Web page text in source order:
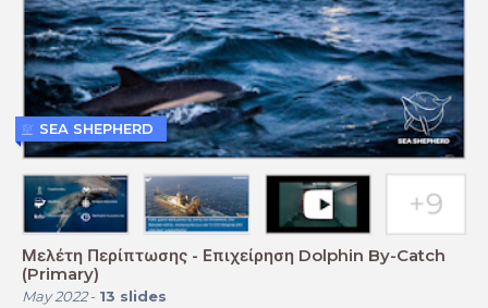
Μελέτη Περίπτωσης - Επιχείρηση Dolphin By-Catch
(Primary)
May 2022- 13 slides
SEA SHEPHERD